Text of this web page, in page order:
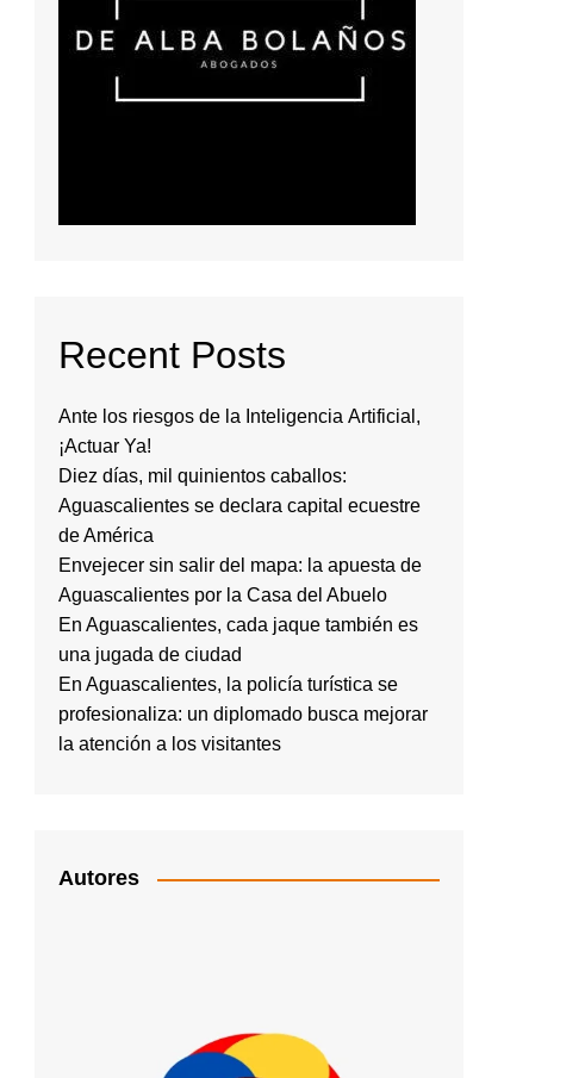
Recent Posts
Ante los riesgos de la Inteligencia Artificial,
¡Actuar Ya!
Diez días, mil quinientos caballos:
Aguascalientes se declara capital ecuestre
de América
Envejecer sin salir del mapa: la apuesta de
Aguascalientes por la Casa del Abuelo
En Aguascalientes, cada jaque también es
una jugada de ciudad
En Aguascalientes, la policía turística se
profesionaliza: un diplomado busca mejorar
la atención a los visitantes
Autores